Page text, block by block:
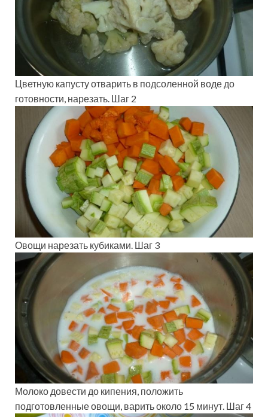
Цветную капусту отварить в подсоленной воде до
готовности, нарезать. Шаг 2
Овощи нарезать кубиками. Шаг 3
Молоко довести до кипения, положить
подготовленные овощи, варить около 15 минут. Шаг 4